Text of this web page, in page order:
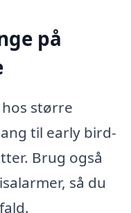
på
større
til early bird-
Brug også
så du